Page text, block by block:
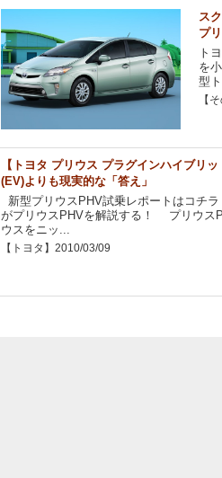
ス
プ
ト
を
型
【
【トヨタ プリウス プラグインハイブリ
(EV)よりも現実的な「答え」
新型プリウスPHV試乗レポートはコ
がプリウスPHVを解説する！ プリウス
ウスをニッ...
【トヨタ】2010/03/09